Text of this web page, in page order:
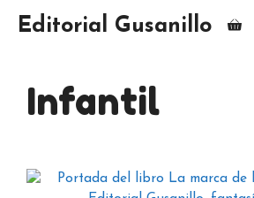
Editorial Gusanillo
Infantil